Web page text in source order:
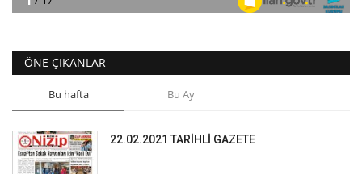
ÖNE ÇIKANLAR
Bu hafta Bu Ay
22.02.2021 TARİHLİ GAZETE